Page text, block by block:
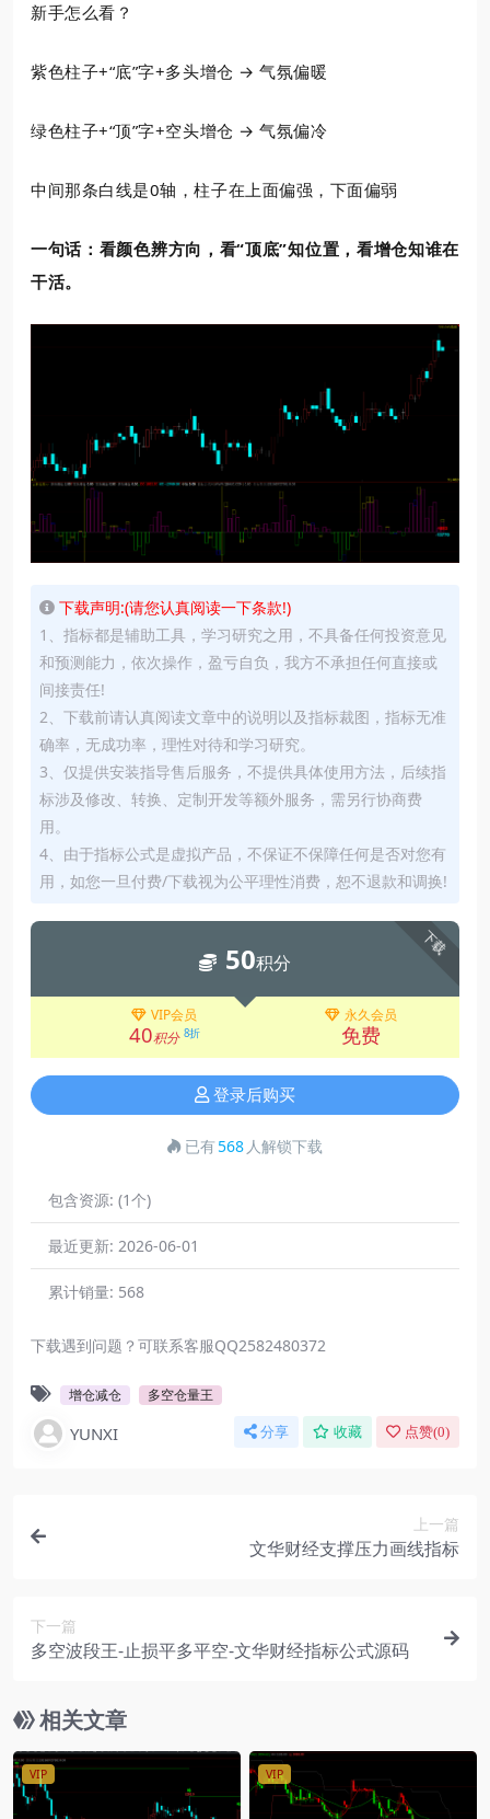
新手怎么看？
紫色柱子+“底”字+多头增仓 → 气氛偏暖
绿色柱子+“顶”字+空头增仓 → 气氛偏冷
中间那条白线是0轴，柱子在上面偏强，下面偏弱
一句话：看颜色辨方向，看“顶底”知位置，看增仓知谁在
干活。
下载声明:(请您认真阅读一下条款!)
1、指标都是辅助工具，学习研究之用，不具备任何投资意见
和预测能力，依次操作，盈亏自负，我方不承担任何直接或
间接责任!
2、下载前请认真阅读文章中的说明以及指标裁图，指标无准
确率，无成功率，理性对待和学习研究。
3、仅提供安装指导售后服务，不提供具体使用方法，后续指
标涉及修改、转换、定制开发等额外服务，需另行协商费
用。
4、由于指标公式是虚拟产品，不保证不保障任何是否对您有
用，如您一旦付费/下载视为公平理性消费，恕不退款和调换!
下载
50积分
VIP会员
40积分 8折
永久会员
免费
登录后购买
已有568 人解锁下载
包含资源: (1个)
最近更新: 2026-06-01
累计销量: 568
下载遇到问题？可联系客服QQ2582480372
增仓减仓 多空仓量王
YUNXI 分享 收藏 点赞(0)
上一篇
文华财经支撑压力画线指标
下一篇
多空波段王-止损平多平空-文华财经指标公式源码
相关文章
VIP VIP